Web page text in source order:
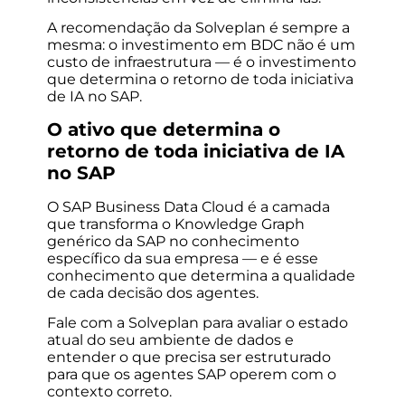
A recomendação da Solveplan é sempre a
mesma: o investimento em BDC não é um
custo de infraestrutura — é o investimento
que determina o retorno de toda iniciativa
de IA no SAP.
O ativo que determina o
retorno de toda iniciativa de IA
no SAP
O SAP Business Data Cloud é a camada
que transforma o Knowledge Graph
genérico da SAP no conhecimento
específico da sua empresa — e é esse
conhecimento que determina a qualidade
de cada decisão dos agentes.
Fale com a Solveplan para avaliar o estado
atual do seu ambiente de dados e
entender o que precisa ser estruturado
para que os agentes SAP operem com o
contexto correto.